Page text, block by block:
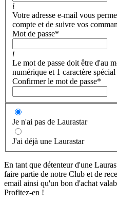
i
Votre adresse e-mail vous
compte et de suivre vos
Mot de passe*
i
Le mot de passe doit être d'au
numérique et 1 caractère
Confirmer le mot de passe*
Je n'ai pas de Laurastar
J'ai déjà une Laurastar
En tant que détenteur d'une
faire partie de notre Club et de
email ainsi qu'un bon d'achat
Profitez-en !